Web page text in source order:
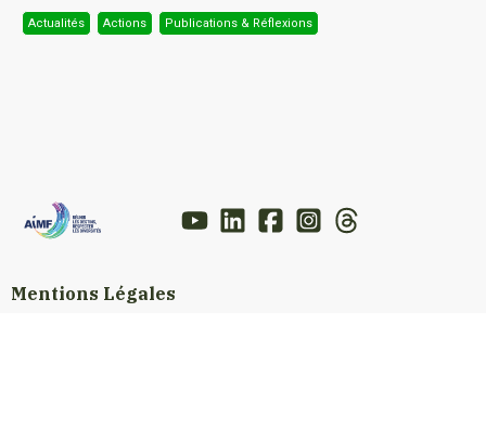
Actualités Actions Publications & Réflexions
Mentions Légales